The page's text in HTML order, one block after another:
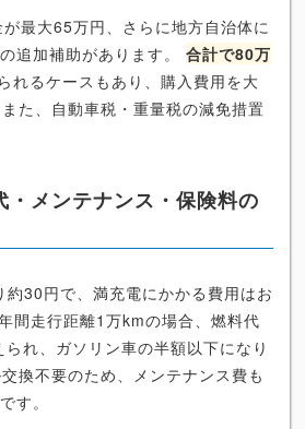
最大65万円、さらに地方自治体に
追加補助があります。 合計で80万
れるケースもあり、購入費用を大
た、自動車税・重量税の減免措置
・メンテナンス・保険料の
30円で、満充電にかかる費用はお
間走行距離1万kmの場合、燃料代
られ、ガソリン車の半額以下になり
換不要のため、メンテナンス費も
す。